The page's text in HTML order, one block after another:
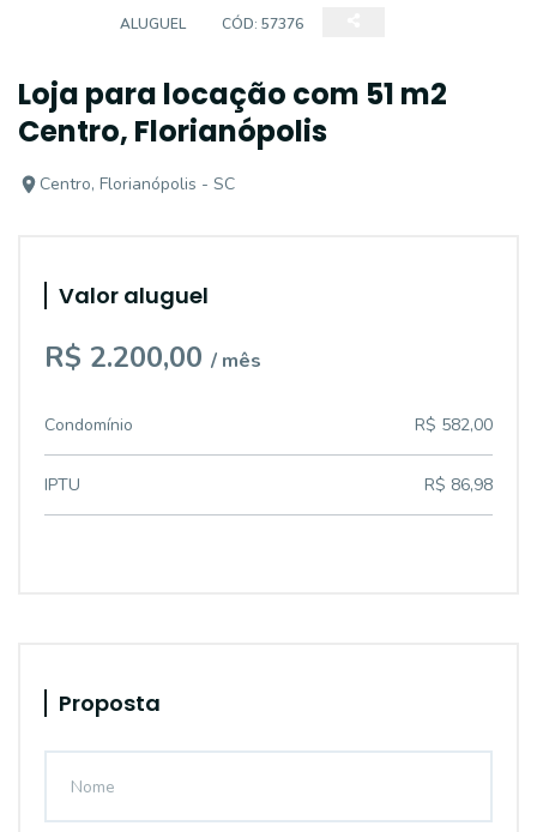
ALUGUEL CÓD: 57376
Loja para locação com 51 m2
Centro, Florianópolis
Centro, Florianópolis - SC
Valor aluguel
R$ 2.200,00 / mês
Condomínio R$ 582,00
IPTU R$ 86,98
Proposta